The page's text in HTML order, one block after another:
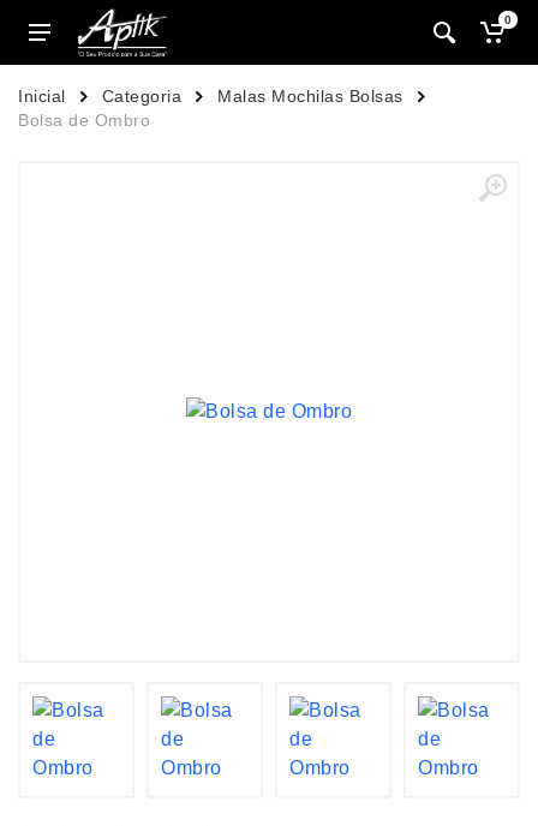
0
Inicial Categoria
Malas Mochilas Bolsas
Bolsa de Ombro